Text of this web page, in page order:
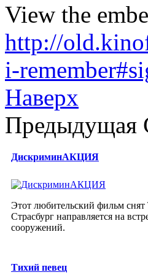
View the
http://
i-
Наверх
Предыдущая
ДискриминАКЦИЯ
Этот любительский фильм
Страсбург направляется на
сооружений.
Тихий певец